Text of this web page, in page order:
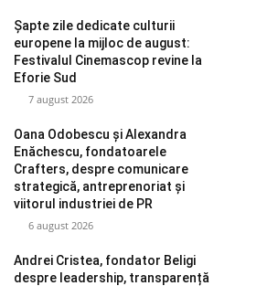
Șapte zile dedicate culturii
europene la mijloc de august:
Festivalul Cinemascop revine la
Eforie Sud
7 august 2026
Oana Odobescu și Alexandra
Enăchescu, fondatoarele
Crafters, despre comunicare
strategică, antreprenoriat și
viitorul industriei de PR
6 august 2026
Andrei Cristea, fondator Beligi
despre leadership, transparență